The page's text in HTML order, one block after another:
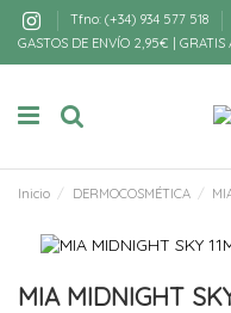
Tfno: (+34) 934 577 518
GASTOS DE ENVÍO 2,95€ | GRATIS
Inicio DERMOCOSMÉTICA
MIA MIDNIGHT